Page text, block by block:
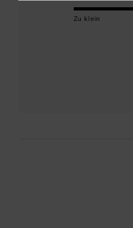
Zu klein